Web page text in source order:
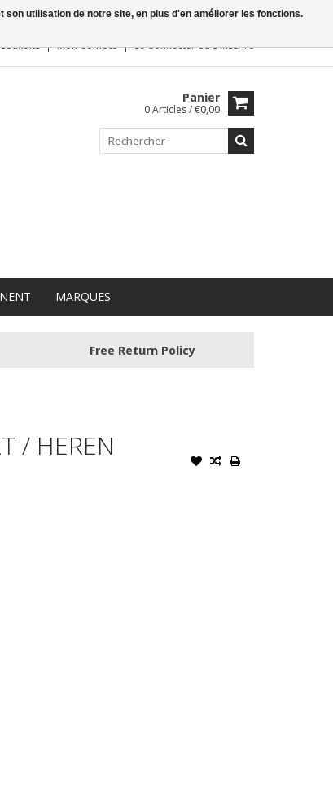
Mon Compte Se ConnecterouS'inscrire
Panier
0 Articles / €0,00
MARQUES
Free Return Policy
/ HEREN
utilisation de notre site, en plus d'en améliorer les fonctions.